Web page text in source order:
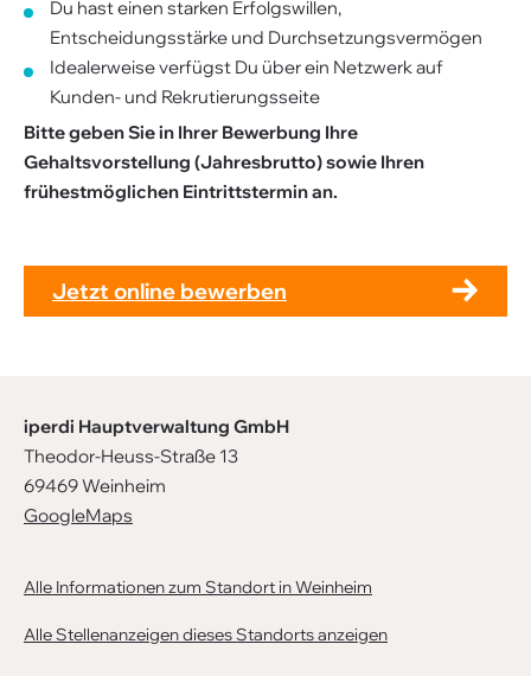
Du hast einen starken Erfolgswillen,
Entscheidungsstärke und Durchsetzungsvermögen
Idealerweise verfügst Du über ein Netzwerk auf
Kunden- und Rekrutierungsseite
Bitte geben Sie in Ihrer Bewerbung Ihre
Gehaltsvorstellung (Jahresbrutto) sowie Ihren
frühestmöglichen Eintrittstermin an.
Jetzt online bewerben
iperdi Hauptverwaltung GmbH
Theodor-Heuss-Straße 13
69469 Weinheim
GoogleMaps
Alle Informationen zum Standort in Weinheim
Alle Stellenanzeigen dieses Standorts anzeigen